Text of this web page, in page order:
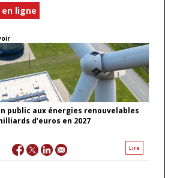
ligne
public aux énergies renouvelables
d’euros en 2027
Lire